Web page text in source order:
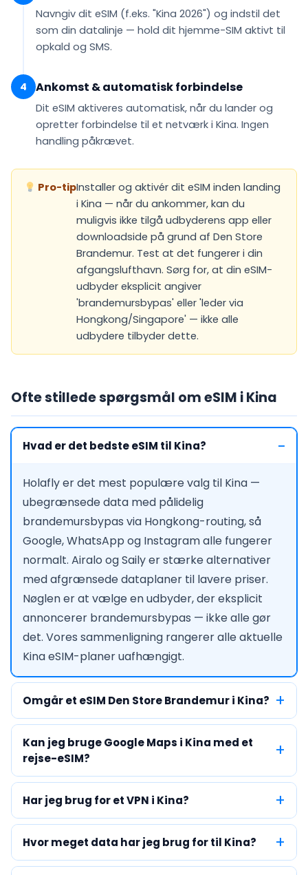
Navngiv dit eSIM (f.eks. "Kina 2026") og indstil det
som din datalinje — hold dit hjemme-SIM aktivt til
opkald og SMS.
4 Ankomst & automatisk forbindelse
Dit eSIM aktiveres automatisk, når du lander og
opretter forbindelse til et netværk i Kina. Ingen
handling påkrævet.
Pro-tipInstaller og aktivér dit eSIM inden landing
i Kina — når du ankommer, kan du
muligvis ikke tilgå udbyderens app eller
downloadside på grund af Den Store
Brandemur. Test at det fungerer i din
afgangslufthavn. Sørg for, at din eSIM-
udbyder eksplicit angiver
'brandemursbypas' eller 'leder via
Hongkong/Singapore' — ikke alle
udbydere tilbyder dette.
Ofte stillede spørgsmål om eSIM i Kina
Hvad er det bedste eSIM til Kina?
Holafly er det mest populære valg til Kina —
ubegrænsede data med pålidelig
brandemursbypas via Hongkong-routing, så
Google, WhatsApp og Instagram alle fungerer
normalt. Airalo og Saily er stærke alternativer
med afgrænsede dataplaner til lavere priser.
Nøglen er at vælge en udbyder, der eksplicit
annoncerer brandemursbypas — ikke alle gør
det. Vores sammenligning rangerer alle aktuelle
Kina eSIM-planer uafhængigt.
Omgår et eSIM Den Store Brandemur i Kina?
Kan jeg bruge Google Maps i Kina med et
rejse-eSIM?
Har jeg brug for et VPN i Kina?
Hvor meget data har jeg brug for til Kina?